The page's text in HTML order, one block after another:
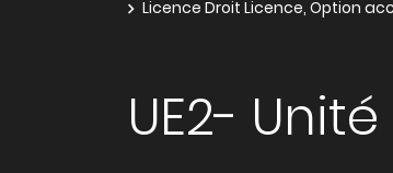
Licence Droit Licence, Option
UE2-